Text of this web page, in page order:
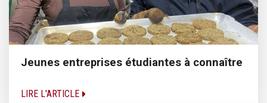
Jeunes entreprises étudiantes à connaître
LIRE L'ARTICLE